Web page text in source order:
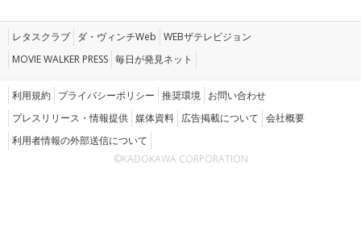
レタスクラブ ダ・ヴィンチWeb WEBザテレビジョン
MOVIE WALKER PRESS 毎日が発見ネット
利用規約 プライバシーポリシー 推奨環境 お問い合わせ
プレスリリース・情報提供 媒体資料 広告掲載について 会社概要
利用者情報の外部送信について
©KADOKAWA CORPORATION